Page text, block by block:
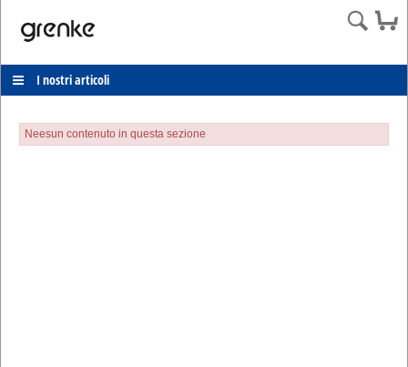
I nostri articoli
Neesun contenuto in questa sezione